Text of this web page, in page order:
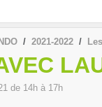
2021-2022
de 14h à 17h